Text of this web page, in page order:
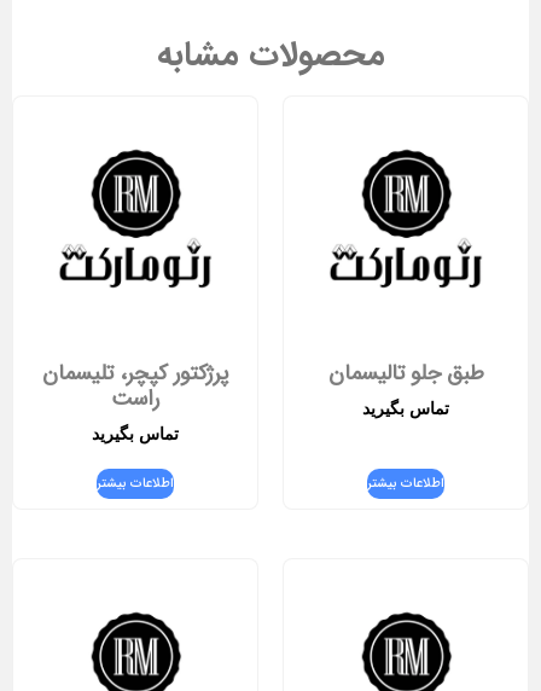
محصولات مشابه
طبق جلو تالیسمان
تماس بگیرید
اطلاعات بیشتر
پرژکتور کپچر، تلیسمان
راست
تماس بگیرید
اطلاعات بیشتر